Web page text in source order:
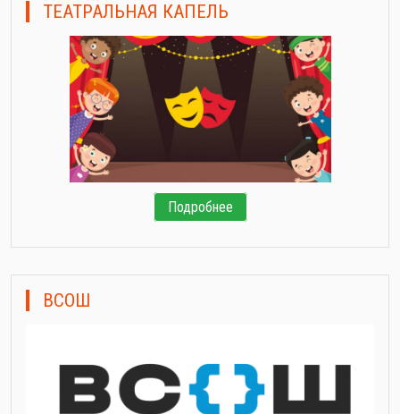
ТЕАТРАЛЬНАЯ КАПЕЛЬ
Подробнее
ВСОШ